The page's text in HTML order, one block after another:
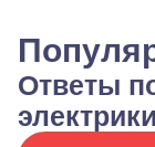
Ответы